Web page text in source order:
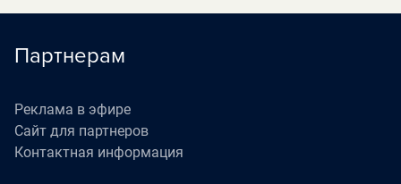
Партнерам
Реклама в эфире
Сайт для партнеров
Контактная информация